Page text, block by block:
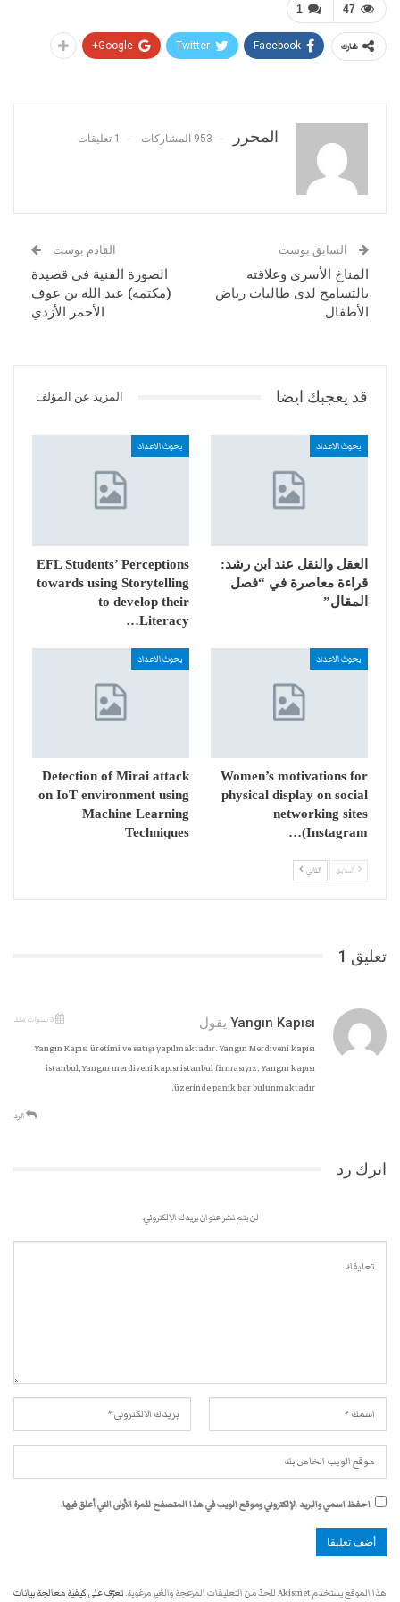
1 47
شارك Facebook
Twitter
Google+
المحرر 953 المشاركات 1 تعليقات
السابق بوست
المناخ الأسري وعلاقته
بالتسامح لدى طالبات رياض
الأطفال
القادم بوست
الصورة الفنية في قصيدة
(مكتمة) عبد الله بن عوف
الأحمر الأزدي
قد يعجبك ايضا المزيد عن المؤلف
بحوث الاعداد
العقل والنقل عند ابن رشد:
قراءة معاصرة في “فصل
المقال”
بحوث الاعداد
EFL Students’ Perceptions
towards using Storytelling
to develop their
Literacy…
بحوث الاعداد
Women’s motivations for
physical display on social
networking sites
(Instagram…
بحوث الاعداد
Detection of Mirai attack
on IoT environment using
Machine Learning
Techniques
السابق التالي
تعليق 1
Yangın Kapısı يقول 3 سنوات منذ
Yangın Kapısı üretimi ve satışı yapılmaktadır. Yangın Merdiveni kapısı
istanbul, Yangın merdiveni kapısı istanbul firmasıyız. Yangın kapısı
üzerinde panik bar bulunmaktadır.
الرد
اترك رد
لن يتم نشر عنوان بريدك الإلكتروني.
احفظ اسمي والبريد الإلكتروني وموقع الويب في هذا المتصفح للمرة الأولى التي أعلق فيها.
هذا الموقع يستخدم Akismet للحدّ من التعليقات المزعجة والغير مرغوبة. تعرّف على كيفية معالجة بيانات